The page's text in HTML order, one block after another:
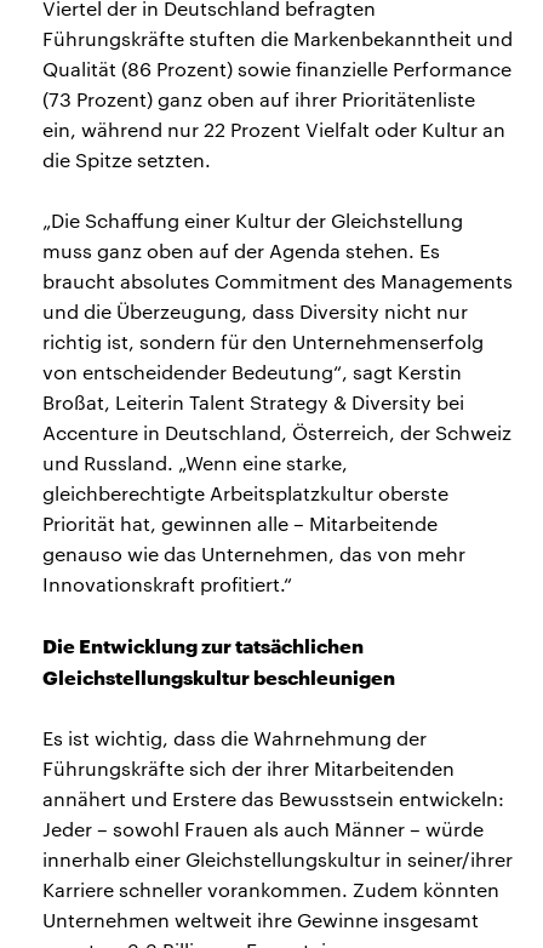
Viertel der in Deutschland befragten
Führungskräfte stuften die Markenbekanntheit und
Qualität (86 Prozent) sowie finanzielle Performance
(73 Prozent) ganz oben auf ihrer Prioritätenliste
ein, während nur 22 Prozent Vielfalt oder Kultur an
die Spitze setzten.
„Die Schaffung einer Kultur der Gleichstellung
muss ganz oben auf der Agenda stehen. Es
braucht absolutes Commitment des Managements
und die Überzeugung, dass Diversity nicht nur
richtig ist, sondern für den Unternehmenserfolg
von entscheidender Bedeutung“, sagt Kerstin
Broßat, Leiterin Talent Strategy & Diversity bei
Accenture in Deutschland, Österreich, der Schweiz
und Russland. „Wenn eine starke,
gleichberechtigte Arbeitsplatzkultur oberste
Priorität hat, gewinnen alle – Mitarbeitende
genauso wie das Unternehmen, das von mehr
Innovationskraft profitiert.“
Die Entwicklung zur tatsächlichen
Gleichstellungskultur beschleunigen
Es ist wichtig, dass die Wahrnehmung der
Führungskräfte sich der ihrer Mitarbeitenden
annähert und Erstere das Bewusstsein entwickeln:
Jeder – sowohl Frauen als auch Männer – würde
innerhalb einer Gleichstellungskultur in seiner/ihrer
Karriere schneller vorankommen. Zudem könnten
Unternehmen weltweit ihre Gewinne insgesamt